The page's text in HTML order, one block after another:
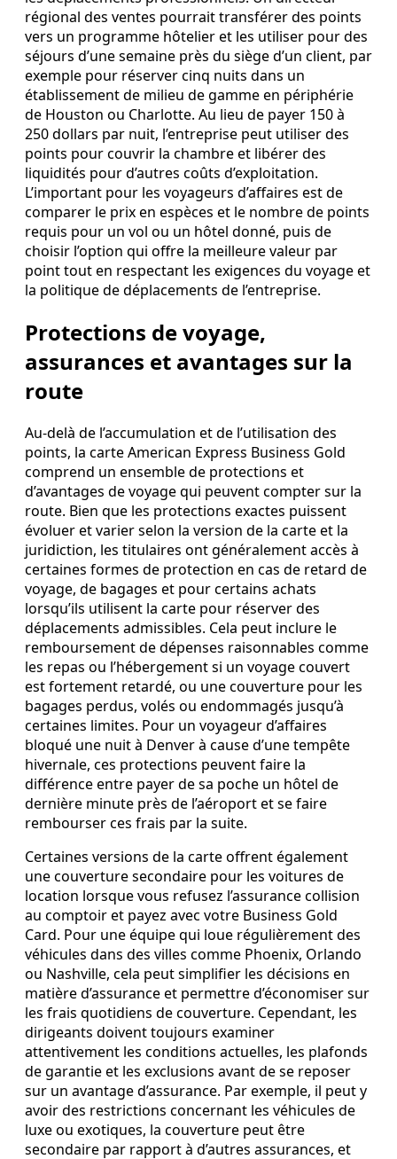
régional des ventes pourrait transférer des points
vers un programme hôtelier et les utiliser pour des
séjours d’une semaine près du siège d’un client, par
exemple pour réserver cinq nuits dans un
établissement de milieu de gamme en périphérie
de Houston ou Charlotte. Au lieu de payer 150 à
250 dollars par nuit, l’entreprise peut utiliser des
points pour couvrir la chambre et libérer des
liquidités pour d’autres coûts d’exploitation.
L’important pour les voyageurs d’affaires est de
comparer le prix en espèces et le nombre de points
requis pour un vol ou un hôtel donné, puis de
choisir l’option qui offre la meilleure valeur par
point tout en respectant les exigences du voyage et
la politique de déplacements de l’entreprise.
Protections de voyage,
assurances et avantages sur la
route
Au‑delà de l’accumulation et de l’utilisation des
points, la carte American Express Business Gold
comprend un ensemble de protections et
d’avantages de voyage qui peuvent compter sur la
route. Bien que les protections exactes puissent
évoluer et varier selon la version de la carte et la
juridiction, les titulaires ont généralement accès à
certaines formes de protection en cas de retard de
voyage, de bagages et pour certains achats
lorsqu’ils utilisent la carte pour réserver des
déplacements admissibles. Cela peut inclure le
remboursement de dépenses raisonnables comme
les repas ou l’hébergement si un voyage couvert
est fortement retardé, ou une couverture pour les
bagages perdus, volés ou endommagés jusqu’à
certaines limites. Pour un voyageur d’affaires
bloqué une nuit à Denver à cause d’une tempête
hivernale, ces protections peuvent faire la
différence entre payer de sa poche un hôtel de
dernière minute près de l’aéroport et se faire
rembourser ces frais par la suite.
Certaines versions de la carte offrent également
une couverture secondaire pour les voitures de
location lorsque vous refusez l’assurance collision
au comptoir et payez avec votre Business Gold
Card. Pour une équipe qui loue régulièrement des
véhicules dans des villes comme Phoenix, Orlando
ou Nashville, cela peut simplifier les décisions en
matière d’assurance et permettre d’économiser sur
les frais quotidiens de couverture. Cependant, les
dirigeants doivent toujours examiner
attentivement les conditions actuelles, les plafonds
de garantie et les exclusions avant de se reposer
sur un avantage d’assurance. Par exemple, il peut y
avoir des restrictions concernant les véhicules de
luxe ou exotiques, la couverture peut être
secondaire par rapport à d’autres assurances, et